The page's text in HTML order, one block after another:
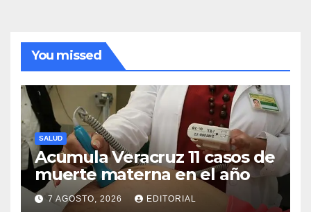
You missed
SALUD
Acumula Veracruz 11 casos de
muerte materna en el año
7 AGOSTO, 2026 EDITORIAL